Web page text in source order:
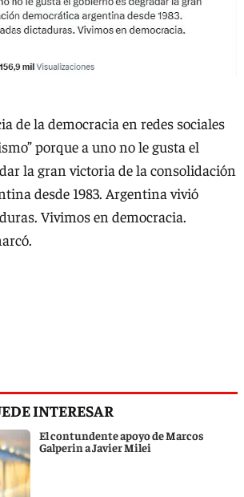
de la democracia en redes sociales
porque a uno no le gusta el
la gran victoria de la consolidación
desde 1983. Argentina vivió
Vivimos en democracia.
INTERESAR
El contundente apoyo de Marcos
Galperin a Javier Milei